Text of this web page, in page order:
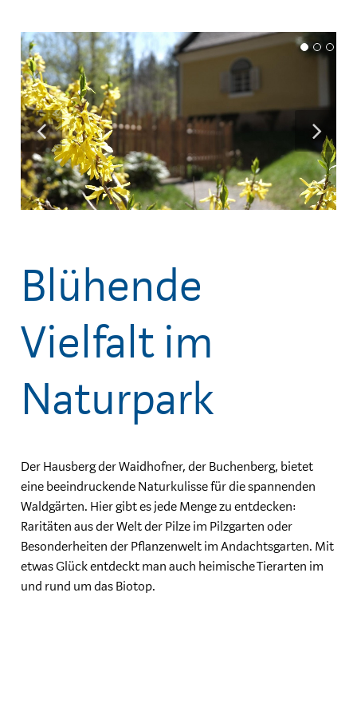
Blühende
Vielfalt im
Naturpark
Der Hausberg der Waidhofner, der Buchenberg, bietet
eine beeindruckende Naturkulisse für die spannenden
Waldgärten. Hier gibt es jede Menge zu entdecken:
Raritäten aus der Welt der Pilze im Pilzgarten oder
Besonderheiten der Pflanzenwelt im Andachtsgarten. Mit
etwas Glück entdeckt man auch heimische Tierarten im
und rund um das Biotop.